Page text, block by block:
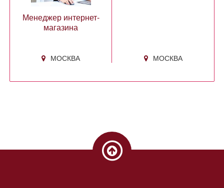
Менеджер интернет-
магазина
МОСКВА МОСКВА